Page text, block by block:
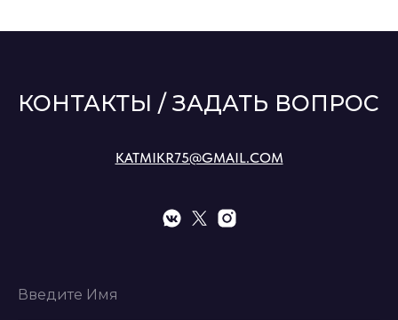
КОНТАКТЫ / ЗАДАТЬ ВОПРОС
KATMIKR75@GMAIL.COM